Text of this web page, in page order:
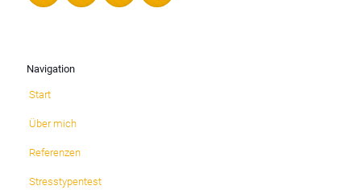
Navigation
Start
Über mich
Referenzen
Stresstypentest